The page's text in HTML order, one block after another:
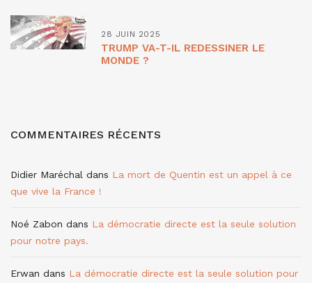
28 JUIN 2025
TRUMP VA-T-IL REDESSINER LE
MONDE ?
COMMENTAIRES RÉCENTS
Didier Maréchal dans La mort de Quentin est un appel à ce
que vive la France !
Noé Zabon dans La démocratie directe est la seule solution
pour notre pays.
Erwan dans La démocratie directe est la seule solution pour